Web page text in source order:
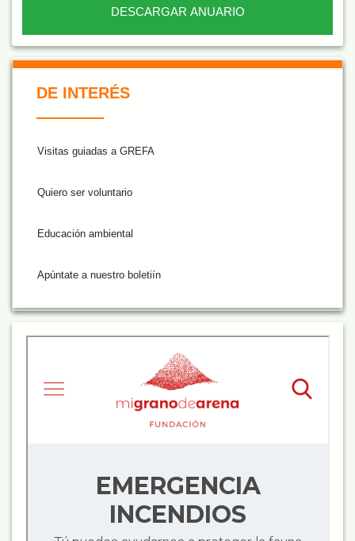
DESCARGAR ANUARIO
De Interés NARANJA
DE INTERÉS
Visitas guiadas a GREFA
Quiero ser voluntario
Educación ambiental
Apúntate a nuestro boletiín